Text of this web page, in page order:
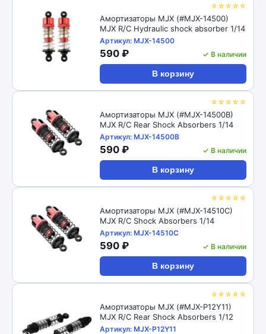
☆☆☆☆☆
Амортизаторы MJX (#MJX-14500)
MJX R/C Hydraulic shock absorber 1/14
Артикул: MJX-14500
590 ₽ ✓ В наличии
В корзину
☆☆☆☆☆
Амортизаторы MJX (#MJX-14500B)
MJX R/C Rear Shock Absorbers 1/14
Артикул: MJX-14500B
590 ₽ ✓ В наличии
В корзину
☆☆☆☆☆
Амортизаторы MJX (#MJX-14510C)
MJX R/C Shock Absorbers 1/14
Артикул: MJX-14510C
590 ₽ ✓ В наличии
В корзину
☆☆☆☆☆
Амортизаторы MJX (#MJX-P12Y11)
MJX R/C Rear Shock Absorbers 1/12
Артикул: MJX-P12Y11